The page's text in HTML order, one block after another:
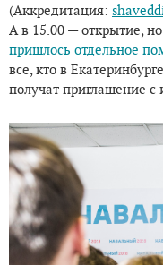
(Аккредитация:
А в 15.00 — открытие,
пришлось отдельное
все, кто в Екатеринбурге
получат приглашение